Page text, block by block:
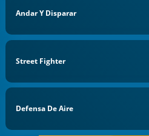
Andar Y Disparar
Street Fighter
Defensa De Aire